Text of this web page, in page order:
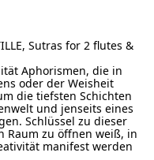
Sutras for 2 flutes &
Aphorismen, die in
oder der Weisheit
die tiefsten Schichten
und jenseits eines
Schlüssel zu dieser
Raum zu öffnen weiß, in
manifest werden